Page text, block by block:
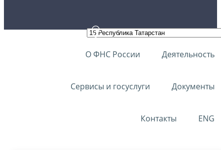
О ФНС России Деятельность
Сервисы и госуслуги Документы
Контакты ENG